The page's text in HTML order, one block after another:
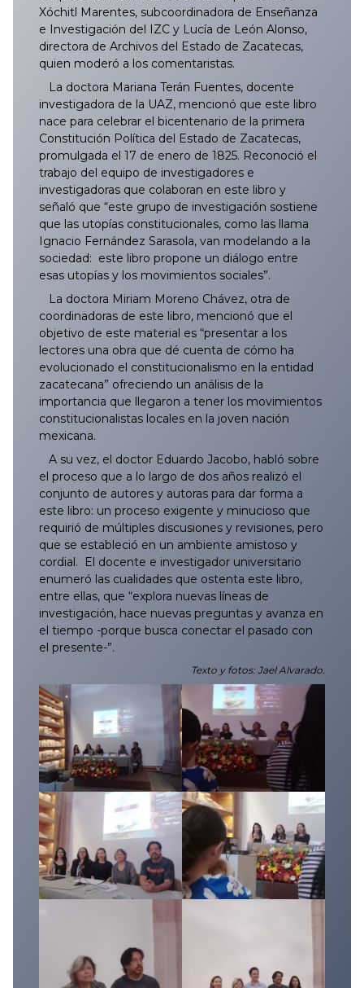
Xóchitl Marentes, subcoordinadora de Enseñanza
e Investigación del IZC y Lucía de León Alonso,
directora de Archivos del Estado de Zacatecas,
quien moderó a los comentaristas.
La doctora Mariana Terán Fuentes, docente
investigadora de la UAZ, mencionó que este libro
nace para celebrar el bicentenario de la primera
Constitución Política del Estado de Zacatecas,
promulgada el 17 de enero de 1825. Reconoció el
trabajo del equipo de investigadores e
investigadoras que colaboran en este libro y
señaló que “este grupo de investigación sostiene
que las utopías constitucionales, como las llama
Ignacio Fernández Sarasola, van modelando a la
sociedad: este libro propone un diálogo entre
esas utopías y los movimientos sociales”.
La doctora Miriam Moreno Chávez, otra de
coordinadoras de este libro, mencionó que el
objetivo de este material es “presentar a los
lectores una obra que dé cuenta de cómo ha
evolucionado el constitucionalismo en la entidad
zacatecana” ofreciendo un análisis de la
importancia que llegaron a tener los movimientos
constitucionalistas locales en la joven nación
mexicana.
A su vez, el doctor Eduardo Jacobo, habló sobre
el proceso que a lo largo de dos años realizó el
conjunto de autores y autoras para dar forma a
este libro: un proceso exigente y minucioso que
requirió de múltiples discusiones y revisiones, pero
que se estableció en un ambiente amistoso y
cordial. El docente e investigador universitario
enumeró las cualidades que ostenta este libro,
entre ellas, que “explora nuevas líneas de
investigación, hace nuevas preguntas y avanza en
el tiempo -porque busca conectar el pasado con
el presente-”.
Texto y fotos: Jael Alvarado.